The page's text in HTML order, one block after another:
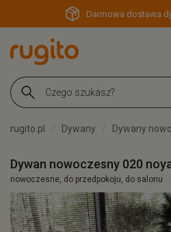
Darmowa dostawa
rugito.pl Dywany Dywany
Dywan nowoczesny 020
nowoczesne, do przedpokoju, do salonu